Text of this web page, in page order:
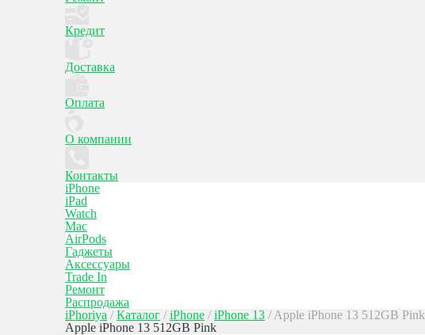
Кредит
Доставка
Оплата
О компании
Контакты
iPhone
iPad
Watch
Mac
AirPods
Гаджеты
Аксессуары
Trade In
Ремонт
Распродажа
iPhoriya / Каталог / iPhone / iPhone 13 / Apple iPhone 13 512GB Pink
Apple iPhone 13 512GB Pink